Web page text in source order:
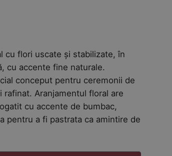
cu flori uscate și stabilizate, în
cu accente fine naturale.
conceput pentru ceremonii de
Aranjamentul floral are
cu accente de bumbac,
pentru a fi pastrata ca amintire de